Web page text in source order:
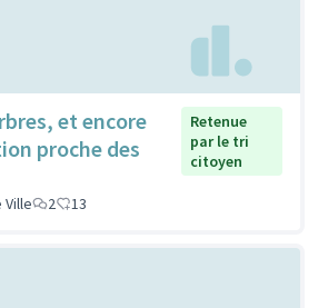
et encore
proche des
Retenue
par le tri
citoyen
Ville 2 13